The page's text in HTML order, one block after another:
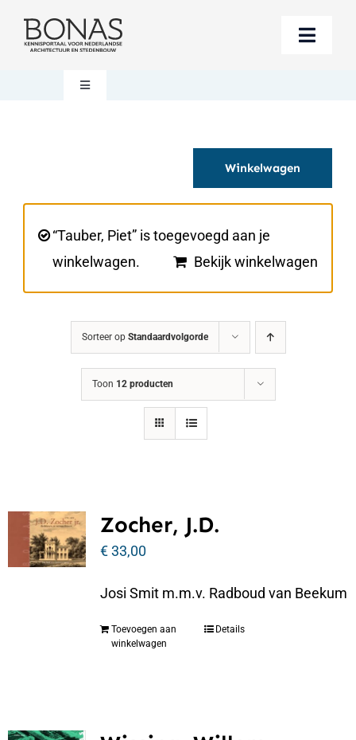
naar
Toggle
Berichten
Steun BONAS
Toggle
Winkelwagen
Winkelwagen
“Tauber, Piet” is toegevoegd aan je
winkelwagen.
Bekijk winkelwagen
Sorteer op Standaardvolgorde
Toon 12 producten
Zocher, J.D.
€33,00
Josi Smit m.m.v. Radboud van Beekum
Toevoegen aan
winkelwagen
Details